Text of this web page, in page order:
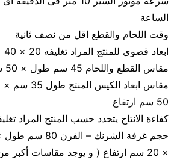
الساعة
وقت اللحام والقطع اقل من نصف ثانية
ابعاد قصوى للمنتج المراد تغليفه 20 × 40 × 80 سم
مقاس القطع واللحام 45 سم طول × 50 سم عرض
50 سم ارتفاع
كفاءة الانتاج يتحدد حسب المنتج المراد
× 20 سم ارتفاع ( و يوجد مقاسات